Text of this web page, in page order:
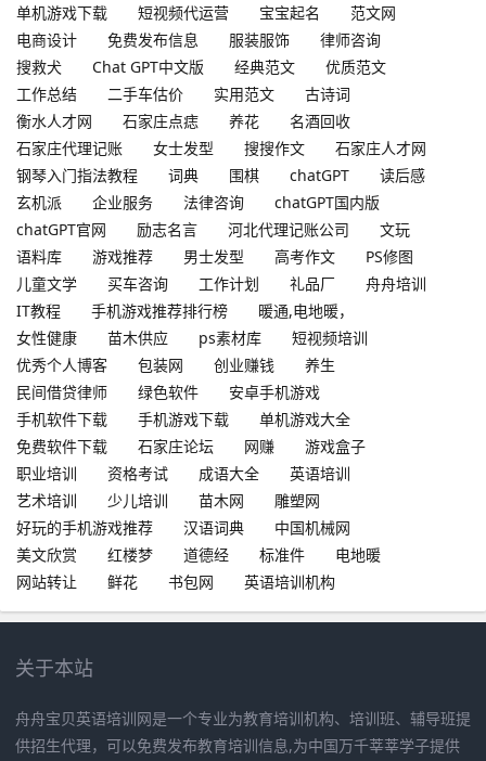
单机游戏下载
短视频代运营 宝宝起名
范文网
电商设计
免费发布信息 服装服饰
律师咨询
搜救犬
Chat GPT中文版 经典范文
优质范文
工作总结
二手车估价 实用范文
古诗词
衡水人才网
石家庄点痣 养花
名酒回收
石家庄代理记账
女士发型 搜搜作文
石家庄人才网
钢琴入门指法教程
词典 围棋 chatGPT
读后感
玄机派
企业服务 法律咨询
chatGPT国内版
chatGPT官网
励志名言 河北代理记账公司
文玩
语料库
游戏推荐 男士发型 高考作文
PS修图
儿童文学
买车咨询 工作计划 礼品厂
舟舟培训
IT教程
手机游戏推荐排行榜
暖通,电地暖，
女性健康
苗木供应 ps素材库
短视频培训
优秀个人博客
包装网 创业赚钱
养生
民间借贷律师
绿色软件
安卓手机游戏
手机软件下载
手机游戏下载
单机游戏大全
免费软件下载
石家庄论坛 网赚
游戏盒子
职业培训
资格考试 成语大全
英语培训
艺术培训
少儿培训 苗木网
雕塑网
好玩的手机游戏推荐
汉语词典
中国机械网
美文欣赏
红楼梦 道德经 标准件
电地暖
网站转让
鲜花 书包网 英语培训机构
关于本站
舟舟宝贝英语培训网是一个专业为教育培训机构、培训班、辅导班提
供招生代理，可以免费发布教育培训信息,为中国万千莘莘学子提供